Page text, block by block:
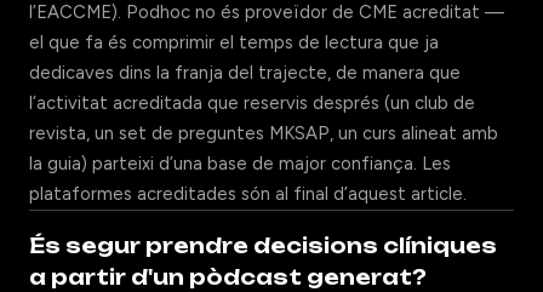
l’EACCME). Podhoc no és proveïdor de CME acreditat —
el que fa és comprimir el temps de lectura que ja
dedicaves dins la franja del trajecte, de manera que
l’activitat acreditada que reservis després (un club de
revista, un set de preguntes MKSAP, un curs alineat amb
la guia) parteixi d’una base de major confiança. Les
plataformes acreditades són al final d’aquest article.
És segur prendre decisions clíniques
a partir d'un pòdcast generat?